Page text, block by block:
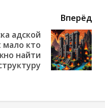
Вперёд
адской
мало кто
найти